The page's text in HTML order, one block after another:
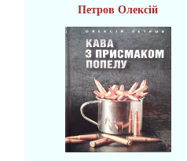
Петров Олексій